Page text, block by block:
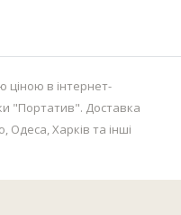
в інтернет-
"Портатив". Доставка
Одеса, Харків та інші